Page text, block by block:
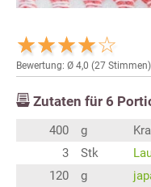
Bewertung: Ø 4,0 (27 Stimmen)
Zutaten für 6
400 g
3
Stk
120
g